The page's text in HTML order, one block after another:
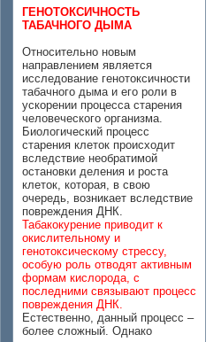
ГЕНОТОКСИЧНОСТЬ
ТАБАЧНОГО ДЫМА
Относительно новым
направлением является
исследование генотоксичности
табачного дыма и его роли в
ускорении процесса старения
человеческого организма.
Биологический процесс
старения клеток происходит
вследствие необратимой
остановки деления и роста
клеток, которая, в свою
очередь, возникает вследствие
повреждения ДНК.
Табакокурение приводит к
окислительному и
генотоксическому стрессу,
особую роль отводят активным
формам кислорода, с
последними связывают процесс
повреждения ДНК.
Естественно, данный процесс –
более сложный. Однако